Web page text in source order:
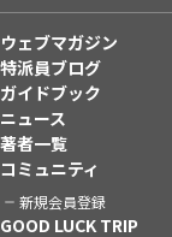
ウェブマガジン
特派員ブログ
ガイドブック
ニュース
著者一覧
コミュニティ
新規会員登録
GOOD LUCK TRIP